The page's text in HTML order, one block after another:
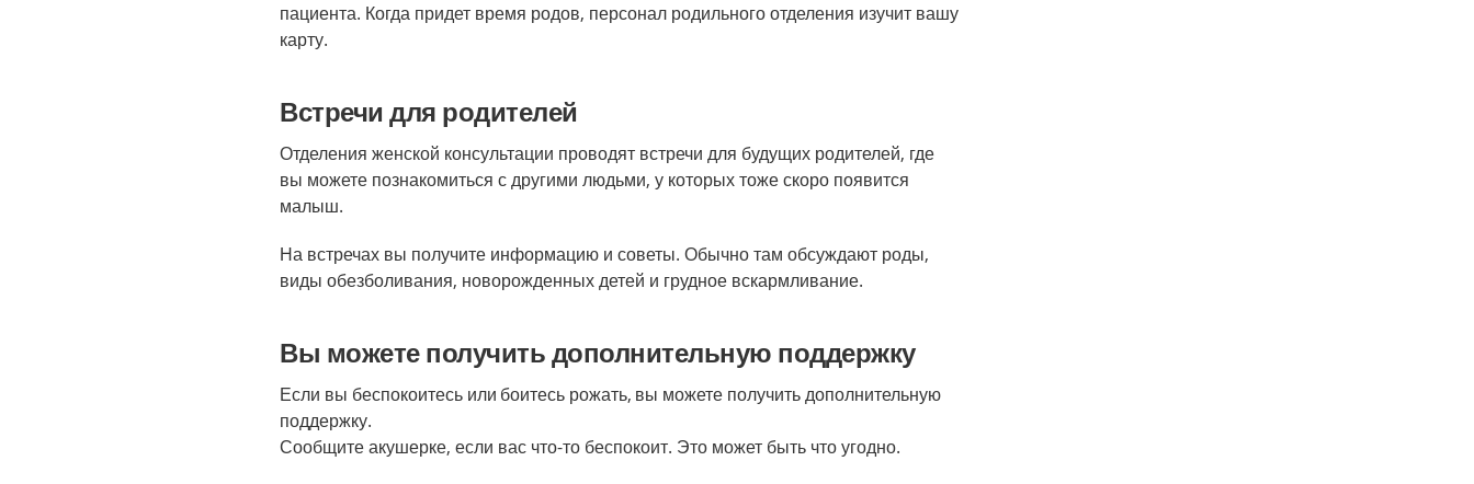
пациента. Когда придет время родов, персонал родильного отделения изучит вашу
карту.
Встречи для родителей
Отделения женской консультации проводят встречи для будущих родителей, где
вы можете познакомиться с другими людьми, у которых тоже скоро появится
малыш.
На встречах вы получите информацию и советы. Обычно там обсуждают роды,
виды обезболивания, новорожденных детей и грудное вскармливание.
Вы можете получить дополнительную поддержку
Если вы беспокоитесь или боитесь рожать, вы можете получить дополнительную
поддержку.
Сообщите акушерке, если вас что-то беспокоит. Это может быть что угодно.